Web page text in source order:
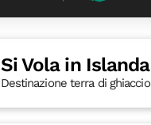
Si Vola in Islanda
Destinazione terra di ghiaccio